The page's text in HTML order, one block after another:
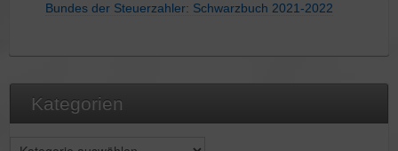
Bundes der Steuerzahler: Schwarzbuch 2021-2022
Kategorien
Kategorien